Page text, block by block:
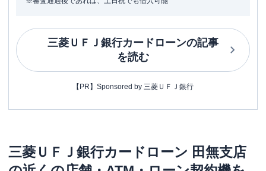
三菱ＵＦＪ銀行カードローンの記事
を読む
【PR】Sponsored by 三菱ＵＦＪ銀行
三菱ＵＦＪ銀行カードローン 田無支店